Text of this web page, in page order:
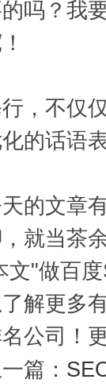
吗？我
，不仅
的话语
的文章
就当茶
文"做百
解更多
公司！
一篇：